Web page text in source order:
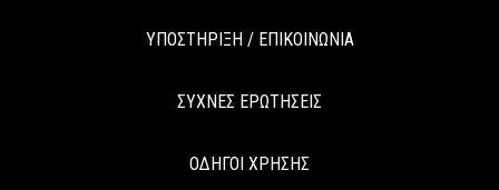
ΥΠΟΣΤΗΡΙΞΗ / ΕΠΙΚΟΙΝΩΝΙΑ
ΣΥΧΝΕΣ ΕΡΩΤΗΣΕΙΣ
ΟΔΗΓΟΙ ΧΡΗΣΗΣ